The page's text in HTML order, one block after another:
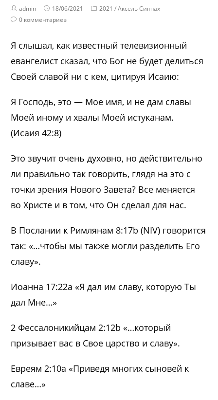
admin 18/06/2021 2021 / Аксель Сиппах
0 комментариев
Я слышал, как известный телевизионный
евангелист сказал, что Бог не будет делиться
Своей славой ни с кем, цитируя Исаию:
Я Господь, это — Мое имя, и не дам славы
Моей иному и хвалы Моей истуканам.
(Исаия 42:8)
Это звучит очень духовно, но действительно
ли правильно так говорить, глядя на это с
точки зрения Нового Завета? Все меняется
во Христе и в том, что Он сделал для нас.
В Послании к Римлянам 8:17b (NIV) говорится
так: «…чтобы мы также могли разделить Его
славу».
Иоанна 17:22а «Я дал им славу, которую Ты
дал Мне…»
2 Фессалоникийцам 2:12b «…который
призывает вас в Свое царство и славу».
Евреям 2:10а «Приведя многих сыновей к
славе…»